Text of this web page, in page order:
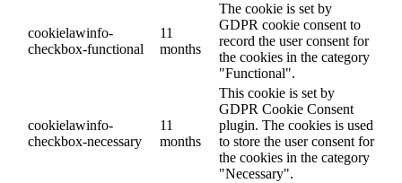
cookielawinfo-
checkbox-functional
11
months
The cookie is set by
GDPR cookie consent to
record the user consent for
the cookies in the category
"Functional".
cookielawinfo-
checkbox-necessary
11
months
This cookie is set by
GDPR Cookie Consent
plugin. The cookies is used
to store the user consent for
the cookies in the category
"Necessary".